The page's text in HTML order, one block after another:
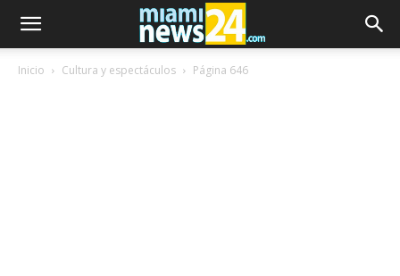
Inicio Cultura y espectáculos Página 646